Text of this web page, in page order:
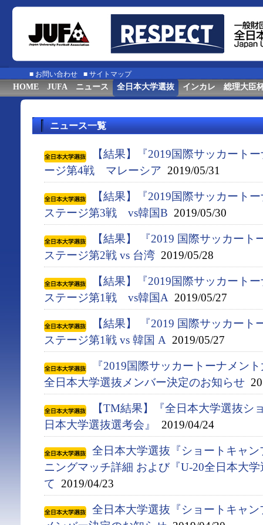
■ お問い合わせ ■ サイトマップ
HOME JUFA ニュース 全日本大学選抜 インカレ 総理大臣
ニュース一覧
【結果】『2019国際サッカート
ージ第4戦 マレーシア 2019/05/31
【結果】『2019国際サッカート
ステージ第3戦 vs韓国B 2019/05/30
【結果】 『2019 国際サッカー
ステージ第2戦 vs 台湾 2019/05/28
【結果】『2019国際サッカート
ステージ第1戦 vs韓国A 2019/05/27
【結果】 『2019 国際サッカー
ステージ第1戦 vs 韓国 A 2019/05/27
『2019国際サッカートーナメン
全日本大学選抜メンバー決定のお知らせ
【TM結果】『全日本大学選抜シ
日本大学選抜選考会』
2019/04/24
全日本大学選抜『ショートキャ
ニングマッチ詳細 および『U-20全日本大
て 2019/04/23
全日本大学選抜『ショートキャ